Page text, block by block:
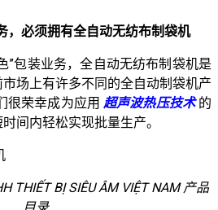
，必须拥有全自动无纺布制袋机
”包装业务，全自动无纺布制袋机是
场上有许多不同的全自动制袋机产
很荣幸成为应用 超声波热压技术的
间内轻松实现批量生产。
THIẾT BỊ SIÊU ÂM VIỆT NAM 产品